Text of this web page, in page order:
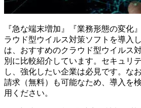
『急な端末増加』『業務形態の変化
ラウド型ウイルス対策ソフトを導入
は、おすすめのクラウド型ウイルス
別に比較紹介しています。セキュリ
し、強化したい企業は必見です。な
請求（無料）も可能なため、導入を
用ください。